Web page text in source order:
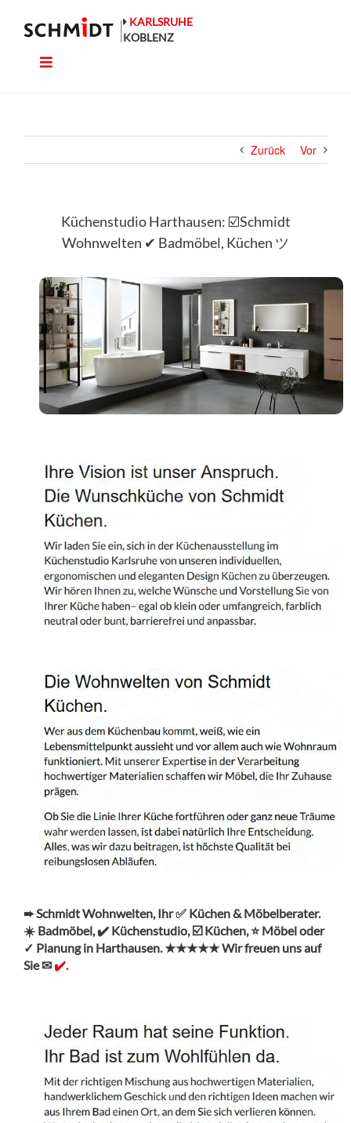
Inhalt
springen
KARLSRUHE
KOBLENZ
Wohnen
Ausstattung
Rechner
Projekte
Shop
Kontakt
Zurück Vor
Küchenstudio Harthausen: ☑️Schmidt
Wohnwelten ✔ Badmöbel, Küchen ツ
➨ Schmidt Wohnwelten, Ihr ✅ Küchen & Möbelberater.
☀️ Badmöbel, ✔️ Küchenstudio, ☑️ Küchen, ⭐ Möbel oder
✓ Planung in Harthausen. ★★★★★ Wir freuen uns auf
Sie ✉✔️.